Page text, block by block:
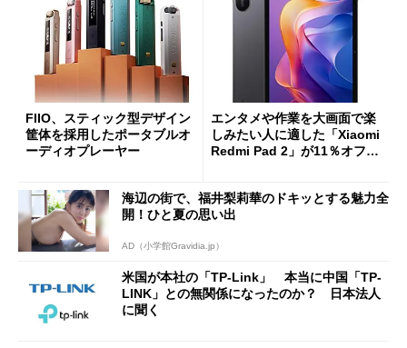
FIIO、スティック型デザイン
筐体を採用したポータブルオ
ーディオプレーヤー
エンタメや作業を大画面で楽
しみたい人に適した「Xiaomi
Redmi Pad 2」が11％オフの
海辺の街で、福井梨莉華のドキッとする魅力全
開！ひと夏の思い出
AD（小学館Gravidia.jp）
米国が本社の「TP-Link」 本当に中国「TP-
LINK」との無関係になったのか？ 日本法人
に聞く